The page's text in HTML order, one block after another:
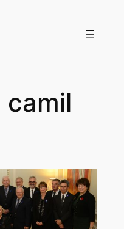
camil